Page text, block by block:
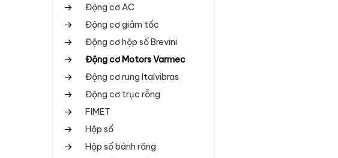
Động cơ AC
Động cơ giảm tốc
Động cơ hộp số Brevini
Động cơ Motors Varmec
Động cơ rung Italvibras
Động cơ trục rỗng
FIMET
Hộp số
Hộp số bánh răng